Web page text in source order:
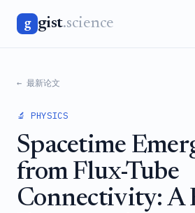
g gist.science
← 最新论文
🔬 PHYSICS
Spacetime
from Flux-Tube
Connectivity: A